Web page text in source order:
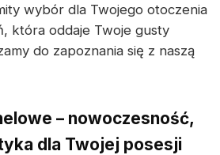
wybór dla Twojego otoczenia
która oddaje Twoje gusty
do zapoznania się z naszą
– nowoczesność,
dla Twojej posesji